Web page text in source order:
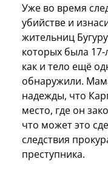
Уже во время
убийстве и
жительниц
которых была 17-
как и тело ещё
обнаружили.
надежды, что
место, где он
что может это
следствия
преступника.